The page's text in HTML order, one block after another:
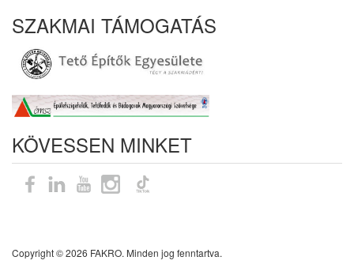
SZAKMAI TÁMOGATÁS
KÖVESSEN MINKET
Copyright © 2026 FAKRO. Minden jog fenntartva.